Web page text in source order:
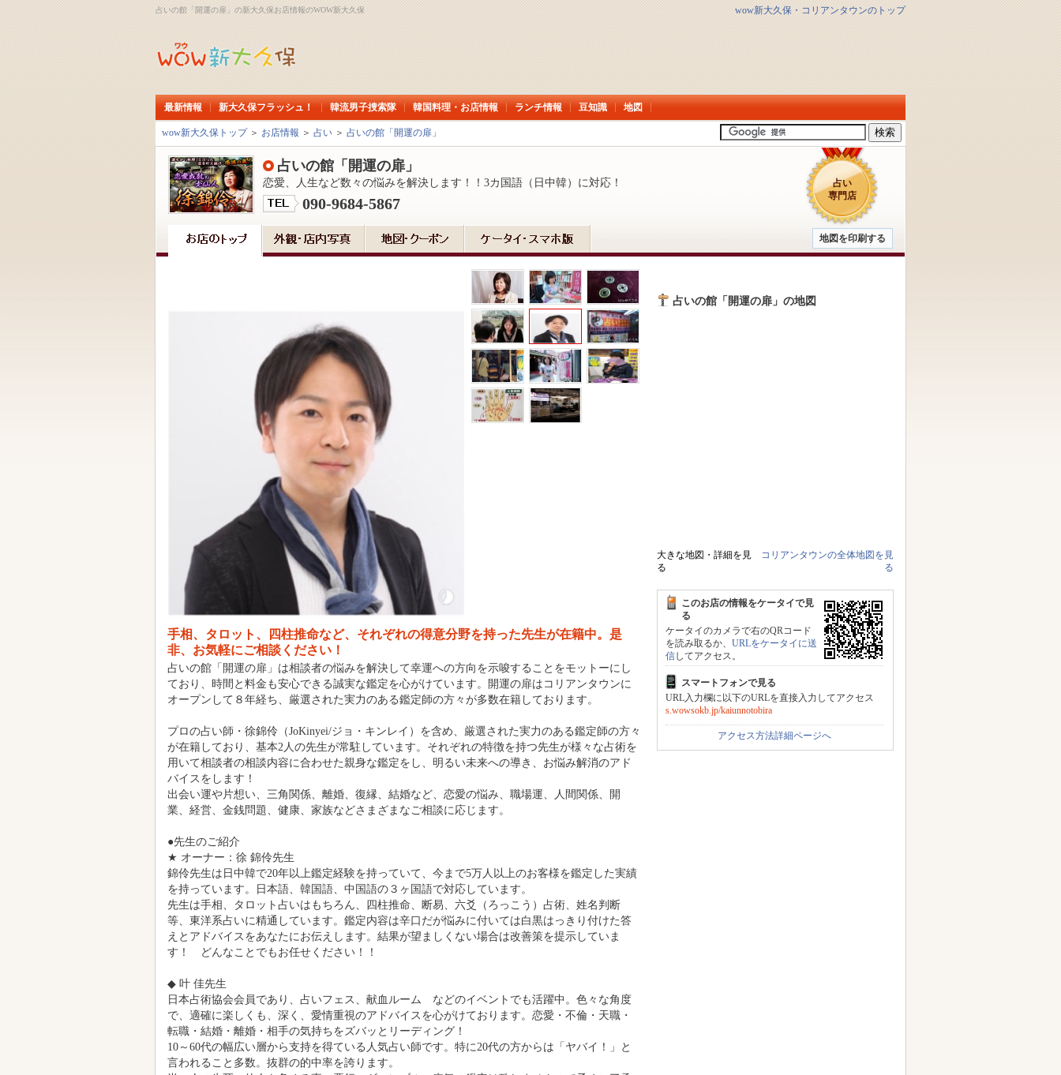
占いの館「開運の扉」の新大久保お店情報のWOW新大久保 wow新大久保・コリアンタウンのトップ
最新情報 新大久保フラッシュ！ 韓流男子捜索隊 韓国料理・お店情報 ランチ情報 豆知識 地図
wow新大久保トップ＞ お店情報 ＞ 占い ＞ 占いの館「開運の扉」
占い
専門店
占いの館「開運の扉」
恋愛、人生など数々の悩みを解決します！！3カ国語（日中韓）に対応！
090-9684-5867
地図を印刷する
手相、タロット、四柱推命など、それぞれの得意分野を持った先生が在籍中。是
非、お気軽にご相談ください！
占いの館「開運の扉」は相談者の悩みを解決して幸運への方向を示唆することをモットーにし
ており、時間と料金も安心できる誠実な鑑定を心がけています。開運の扉はコリアンタウンに
オープンして８年経ち、厳選された実力のある鑑定師の方々が多数在籍しております。
プロの占い師・徐錦伶（JoKinyei/ジョ・キンレイ）を含め、厳選された実力のある鑑定師の方々
が在籍しており、基本2人の先生が常駐しています。それぞれの特徴を持つ先生が様々な占術を
用いて相談者の相談内容に合わせた親身な鑑定をし、明るい未来への導き、お悩み解消のアド
バイスをします！
出会い運や片想い、三角関係、離婚、復縁、結婚など、恋愛の悩み、職場運、人間関係、開
業、経営、金銭問題、健康、家族などさまざまなご相談に応じます。
●先生のご紹介
★ オーナー：徐 錦伶先生
を持っています。日本語、韓国語、中国語の３ヶ国語で対応しています。
先生は手相、タロット占いはもちろん、四柱推命、断易、六爻（ろっこう）占術、姓名判断
等、東洋系占いに精通しています。鑑定内容は辛口だが悩みに付いては白黒はっきり付けた答
えとアドバイスをあなたにお伝えします。結果が望ましくない場合は改善策を提示していま
す！ どんなことでもお任せください！！
日本占術協会会員であり、占いフェス、献血ルーム などのイベントでも活躍中。色々な角度
で、適確に楽しくも、深く、愛情重視のアドバイスを心がけております。恋愛・不倫・天職・
転職・結婚・離婚・相手の気持ちをズバッとリーディング！
10～60代の幅広い層から支持を得ている人気占い師です。特に20代の方からは「ヤバイ！」と
言われること多数。抜群の的中率を誇ります。
尚、人の生死、他人を危める事、悪行、ギャンブル、病気の鑑定は致しませんので予めご了承
ください。
【占術】タロットカード・ルノルマンカード・算命学・西洋占星学・吉方位
◆ yuta先生
研究職出身の占い師。優しいながらもハッキリとした物言いの鑑定スタイルで、気持ちがスッ
キリすると好評です。
本当の自分を行きたいと願うとき、人生の道標を失ったとき、あの人の瞳の奥が見えなくなっ
たとき・・・
占いの館「開運の扉」の地図
大きな地図・詳細を見
る
コリアンタウンの全体地図を見
る
このお店の情報をケータイで見
る
ケータイのカメラで右のQRコード
を読み取るか、 URLをケータイに送
信してアクセス。
スマートフォンで見る
URL入力欄に以下のURLを直接入力してアクセス
s.wowsokb.jp/kaiunnotobira
アクセス方法詳細ページへ